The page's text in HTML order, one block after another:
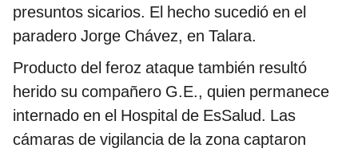
presuntos sicarios. El hecho sucedió en el
paradero Jorge Chávez, en Talara.
Producto del feroz ataque también resultó
herido su compañero G.E., quien permanece
internado en el Hospital de EsSalud. Las
cámaras de vigilancia de la zona captaron